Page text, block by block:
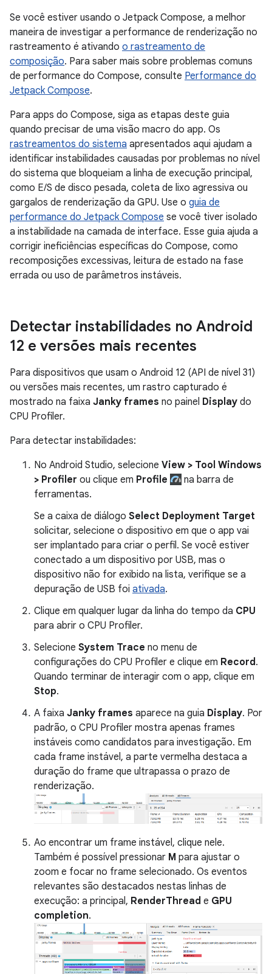
Se você estiver usando o Jetpack Compose, a melhor
maneira de investigar a performance de renderização no
rastreamento é ativando o rastreamento de
composição. Para saber mais sobre problemas comuns
de performance do Compose, consulte Performance do
Jetpack Compose.
Para apps do Compose, siga as etapas deste guia
quando precisar de uma visão macro do app. Os
rastreamentos do sistema apresentados aqui ajudam a
identificar instabilidades causadas por problemas no nível
do sistema que bloqueiam a linha de execução principal,
como E/S de disco pesada, coleta de lixo agressiva ou
gargalos de renderização da GPU. Use o guia de
performance do Jetpack Compose se você tiver isolado
a instabilidade na camada de interface. Esse guia ajuda a
corrigir ineficiências específicas do Compose, como
recomposições excessivas, leitura de estado na fase
errada ou uso de parâmetros instáveis.
Detectar instabilidades no Android
12 e versões mais recentes
Para dispositivos que usam o Android 12 (API de nível 31)
ou versões mais recentes, um rastro capturado é
mostrado na faixa Janky frames no painel Display do
CPU Profiler.
Para detectar instabilidades:
No Android Studio, selecione View > Tool Windows
> Profiler ou clique em Profile
na barra de
ferramentas.
Se a caixa de diálogo Select Deployment Target
solicitar, selecione o dispositivo em que o app vai
ser implantado para criar o perfil. Se você estiver
conectado a um dispositivo por USB, mas o
dispositivo não for exibido na lista, verifique se a
depuração de USB foi ativada.
Clique em qualquer lugar da linha do tempo da CPU
para abrir o CPU Profiler.
Selecione System Trace no menu de
configurações do CPU Profiler e clique em Record.
Quando terminar de interagir com o app, clique em
Stop.
A faixa Janky frames aparece na guia Display. Por
padrão, o CPU Profiler mostra apenas frames
instáveis como candidatos para investigação. Em
cada frame instável, a parte vermelha destaca a
duração do frame que ultrapassa o prazo de
renderização.
Ao encontrar um frame instável, clique nele.
Também é possível pressionar M para ajustar o
zoom e focar no frame selecionado. Os eventos
relevantes são destacados nestas linhas de
execução: a principal, RenderThread e GPU
completion.